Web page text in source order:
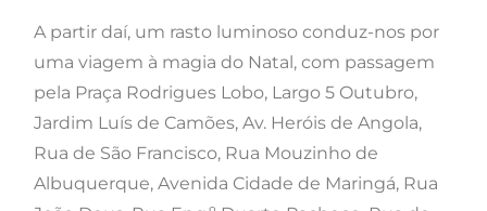
A partir daí, um rasto luminoso conduz-nos por
uma viagem à magia do Natal, com passagem
pela Praça Rodrigues Lobo, Largo 5 Outubro,
Jardim Luís de Camões, Av. Heróis de Angola,
Rua de São Francisco, Rua Mouzinho de
Albuquerque, Avenida Cidade de Maringá, Rua